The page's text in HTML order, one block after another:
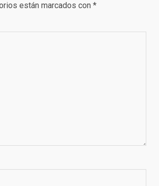
están marcados con *